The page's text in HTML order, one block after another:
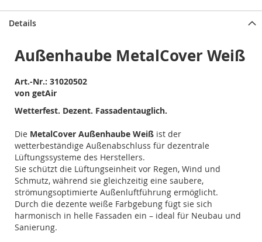
Details
Außenhaube MetalCover Weiß
Art.-Nr.: 31020502
von getAir
Wetterfest. Dezent. Fassadentauglich.
Die MetalCover Außenhaube Weiß ist der
wetterbeständige Außenabschluss für dezentrale
Lüftungssysteme des Herstellers.
Sie schützt die Lüftungseinheit vor Regen, Wind und
Schmutz, während sie gleichzeitig eine saubere,
strömungsoptimierte Außenluftführung ermöglicht.
Durch die dezente weiße Farbgebung fügt sie sich
harmonisch in helle Fassaden ein – ideal für Neubau und
Sanierung.